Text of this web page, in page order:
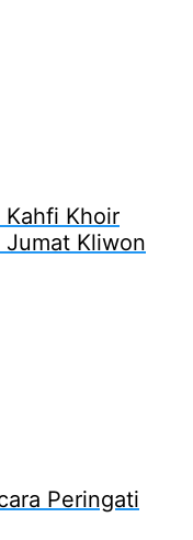
Kahfi Khoir
Jumat Kliwon
Peringati